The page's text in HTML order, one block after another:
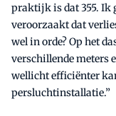
praktijk is dat 355. Ik
veroorzaakt dat
wel in orde? Op het
verschillende meters
wellicht efficiënter
persluchtinstallatie.”